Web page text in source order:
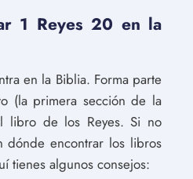
1 Reyes 20 en la
en la Biblia. Forma parte
(la primera sección de la
libro de los Reyes. Si no
dónde encontrar los libros
tienes algunos consejos: